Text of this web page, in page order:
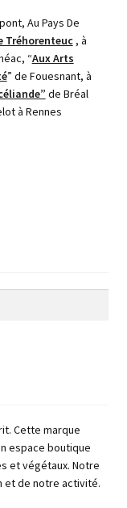
Au Pays De
Tréhorenteuc, à
“Aux Arts
” de Fouesnant, à
de Bréal
à Rennes
Cette marque
espace boutique
et végétaux. Notre
et de notre activité.